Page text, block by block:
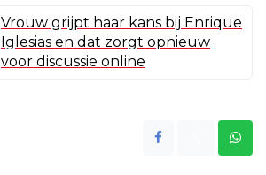
Vrouw grijpt haar kans bij Enrique
Iglesias en dat zorgt opnieuw
voor discussie online